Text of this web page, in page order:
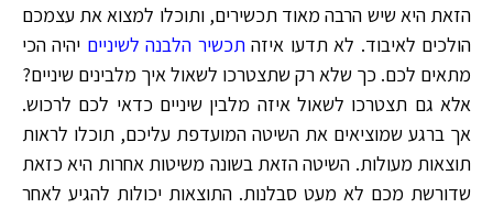
הזאת היא שיש הרבה מאוד תכשירים, ותוכלו למצוא את עצמכם
הולכים לאיבוד. לא תדעו איזהתכשיר הלבנה לשיניים יהיה הכי
מתאים לכם. כך שלא רק שתצטרכו לשאול איך מלבינים שיניים?
אלא גם תצטרכו לשאול איזה מלבין שיניים כדאי לכם לרכוש.
אך ברגע שמוציאים את השיטה המועדפת עליכם, תוכלו לראות
תוצאות מעולות. השיטה הזאת בשונה משיטות אחרות היא כזאת
שדורשת מכם לא מעט סבלנות. התוצאות יכולות להגיע לאחר